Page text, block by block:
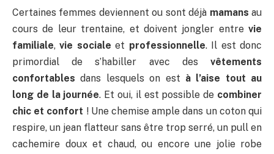
Certaines femmes deviennent ou sont déjà mamans au
cours de leur trentaine, et doivent jongler entre vie
familiale,vie sociale et professionnelle. Il est donc
primordial de s’habiller avec des vêtements
confortables dans lesquels on est à l’aise tout au
long de la journée. Et oui, il est possible de combiner
chic et confort ! Une chemise ample dans un coton qui
respire, un jean flatteur sans être trop serré, un pull en
cachemire doux et chaud, ou encore une jolie robe